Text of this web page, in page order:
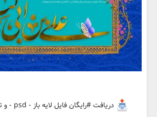
دریافت #رایگان فایل لایه باز - psd - و تصویر با کیفیت: